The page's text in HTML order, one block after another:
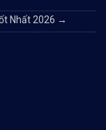
Nhất 2026 →